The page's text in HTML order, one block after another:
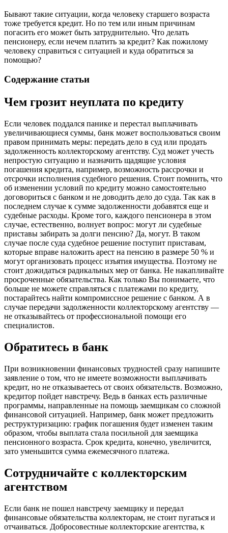
Бывают такие ситуации, когда человеку старшего возраста
тоже требуется кредит. Но по тем или иным причинам
погасить его может быть затруднительно. Что делать
пенсионеру, если нечем платить за кредит? Как пожилому
человеку справиться с ситуацией и куда обратиться за
помощью?
Содержание статьи
Чем грозит неуплата по кредиту
Если человек поддался панике и перестал выплачивать
увеличивающиеся суммы, банк может воспользоваться своим
правом принимать меры: передать дело в суд или продать
задолженность коллекторскому агентству. Суд может учесть
непростую ситуацию и назначить щадящие условия
погашения кредита, например, возможность рассрочки и
отсрочки исполнения судебного решения. Стоит помнить, что
об изменении условий по кредиту можно самостоятельно
договориться с банком и не доводить дело до суда. Так как в
последнем случае к сумме задолженности добавятся еще и
судебные расходы. Кроме того, каждого пенсионера в этом
случае, естественно, волнует вопрос: могут ли судебные
приставы забирать за долги пенсию? Да, могут. В таком
случае после суда судебное решение поступит приставам,
которые вправе наложить арест на пенсию в размере 50 % и
могут организовать процесс изъятия имущества. Поэтому не
стоит дожидаться радикальных мер от банка. Не накапливайте
просроченные обязательства. Как только Вы понимаете, что
больше не можете справляться с платежами по кредиту,
постарайтесь найти компромиссное решение с банком. А в
случае передачи задолженности коллекторскому агентству —
не отказывайтесь от профессиональной помощи его
специалистов.
Обратитесь в банк
При возникновении финансовых трудностей сразу напишите
заявление о том, что не имеете возможности выплачивать
кредит, но не отказываетесь от своих обязательств. Возможно,
кредитор пойдет навстречу. Ведь в банках есть различные
программы, направленные на помощь заемщикам со сложной
финансовой ситуацией. Например, банк может предложить
реструктуризацию: график погашения будет изменен таким
образом, чтобы выплата стала посильной для заемщика
пенсионного возраста. Срок кредита, конечно, увеличится,
зато уменьшится сумма ежемесячного платежа.
Сотрудничайте с коллекторским
агентством
Если банк не пошел навстречу заемщику и передал
финансовые обязательства коллекторам, не стоит пугаться и
отчаиваться. Добросовестные коллекторские агентства, к